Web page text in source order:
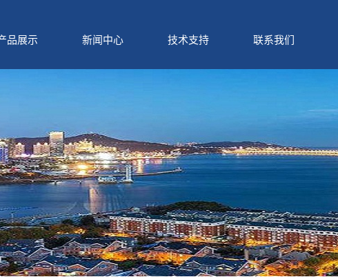
品展示 新闻中心 技术支持 联系我们